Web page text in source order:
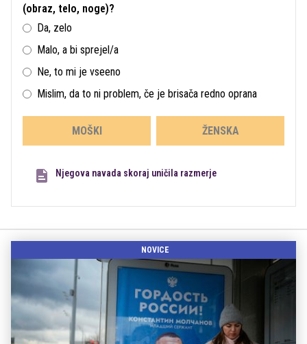
(obraz, telo, noge)?
Da, zelo
Malo, a bi sprejel/a
Ne, to mi je vseeno
Mislim, da to ni problem, če je brisača redno oprana
MOŠKI ŽENSKA
Njegova navada skoraj uničila razmerje
NOVICE